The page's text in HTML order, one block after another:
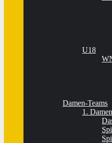
U18
Damen-Teams
1.